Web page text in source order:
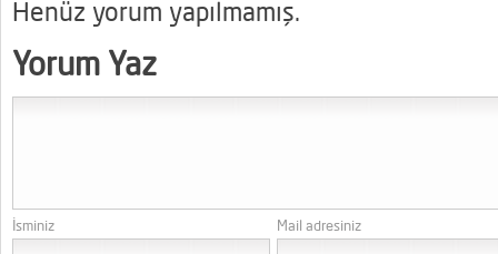
Henüz yorum yapılmamış.
Yorum Yaz
İsminiz Mail adresiniz